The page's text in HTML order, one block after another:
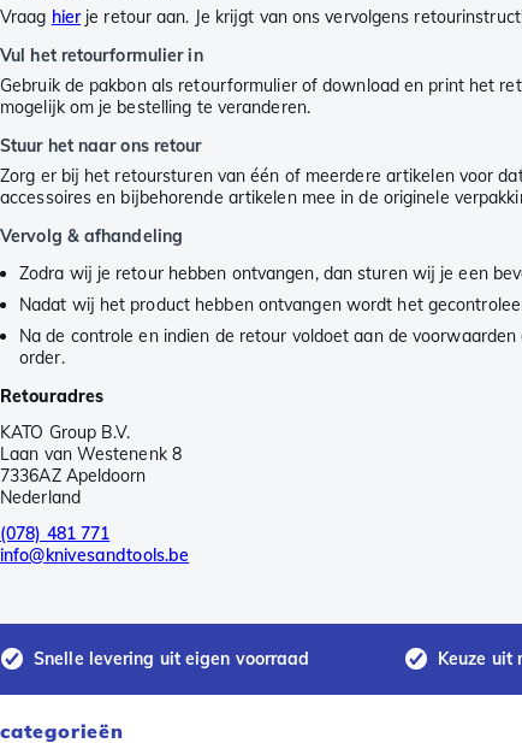
Vraag hierje retour aan. Je krijgt van ons vervolgens
Vul het retourformulier in
Gebruik de pakbon als retourformulier of download en print het
mogelijk om je bestelling te veranderen.
Stuur het naar ons retour
Zorg er bij het retoursturen van één of meerdere artikelen voor
accessoires en bijbehorende artikelen mee in de originele
Vervolg & afhandeling
Zodra wij je retour hebben ontvangen, dan sturen wij je een
Nadat wij het product hebben ontvangen wordt het
Na de controle en indien de retour voldoet aan de
order.
Retouradres
KATO Group B.V.
Laan van Westenenk 8
7336AZ Apeldoorn
Nederland
(078) 481 771
info@knivesandtools.be
Snelle levering uit eigen voorraad Keuze uit
categorieën